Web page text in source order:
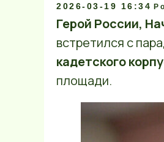
2026-03-19 16:34
Герой России,
встретился с
кадетского
площади.